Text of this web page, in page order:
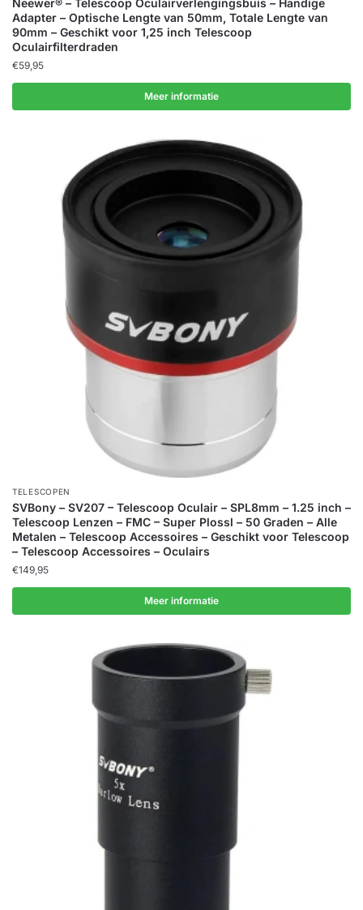
Neewer® – Telescoop Oculairverlengingsbuis – Handige
Adapter – Optische Lengte van 50mm, Totale Lengte van
90mm – Geschikt voor 1,25 inch Telescoop
Oculairfilterdraden
€59,95
Meer informatie
TELESCOPEN
SVBony – SV207 – Telescoop Oculair – SPL8mm – 1.25 inch –
Telescoop Lenzen – FMC – Super Plossl – 50 Graden – Alle
Metalen – Telescoop Accessoires – Geschikt voor Telescoop
– Telescoop Accessoires – Oculairs
€149,95
Meer informatie